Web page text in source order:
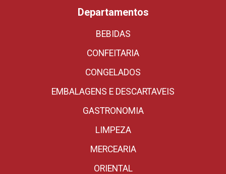
Departamentos
BEBIDAS
CONFEITARIA
CONGELADOS
EMBALAGENS E DESCARTAVEIS
GASTRONOMIA
LIMPEZA
MERCEARIA
ORIENTAL